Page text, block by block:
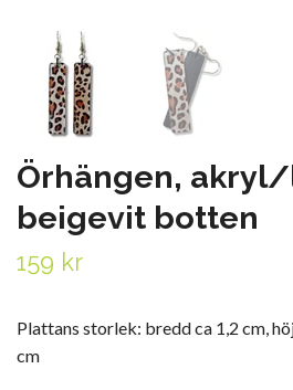
Örhängen,
beigevit botten
159 kr
Plattans storlek: bredd ca 1,2 cm,
cm